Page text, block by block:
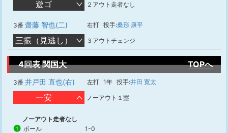
遊ゴ ２アウト走者なし
3番 齋藤 智也(二) 右打 投手:桑形 康平
三振（見逃し） ３アウトチェンジ
4回表 関国大 TOPへ
3番 井戸田 直也(右) 左打 1年 投手:井田 寛太
一安 ノーアウト１塁
ノーアウト走者なし
1 ボール 1-0